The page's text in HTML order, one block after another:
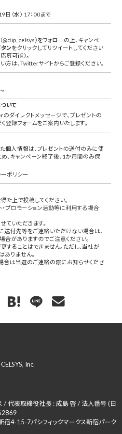
（水） 17：00まで
）をフォローの上、キャンペ
ンをクリックしてリツイートしてください
募可能）。
は、Twitterサイトからご登録ください。
いて
ダイレクトメッセージで、プレゼントの
録フォームをご案内いたします。
個人情報は、プレゼントの送付のみに使
、キャンペーン終了後、1か月間のみ保
ポリシー
た上で投稿してください。
・プロモーション活動等に利用する場合
ていただきます。
送付先等をご連絡いただけない場合は、
合がありますのでご注意ください。
することはできません。ただし、当社が
ありません。
合は当選のご連絡の際にお知らせくださ
Inc.
/ 代表取締役社長 : 成島 啓 / 法人番号 (日
宿4-15-7パシフィックマークス新宿パーク